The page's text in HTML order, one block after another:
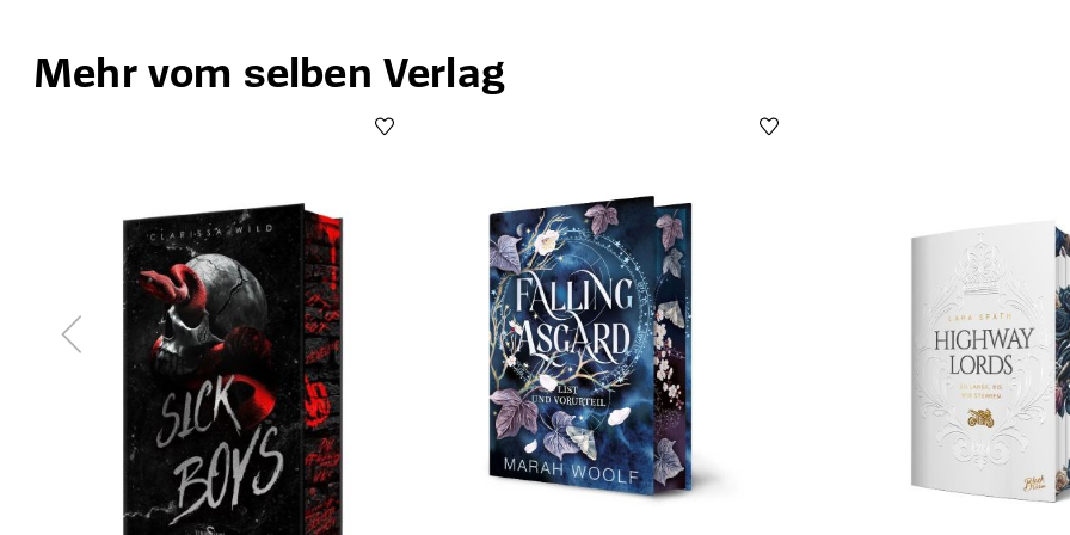
Produktgalerie überspringen
Mehr vom selben Verlag